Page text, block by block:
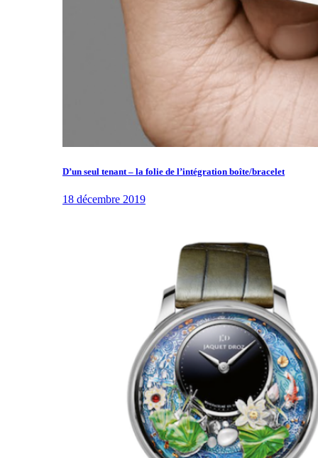
D’un seul tenant – la folie de l’intégration boîte/bracelet
18 décembre 2019